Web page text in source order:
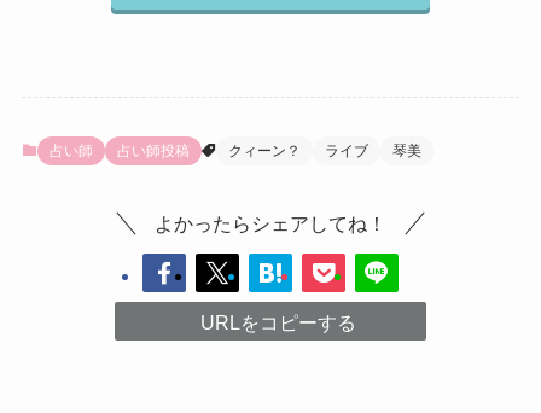
占い師 占い師投稿 クィーン？ ライブ 琴美
よかったらシェアしてね！
URLをコピーする